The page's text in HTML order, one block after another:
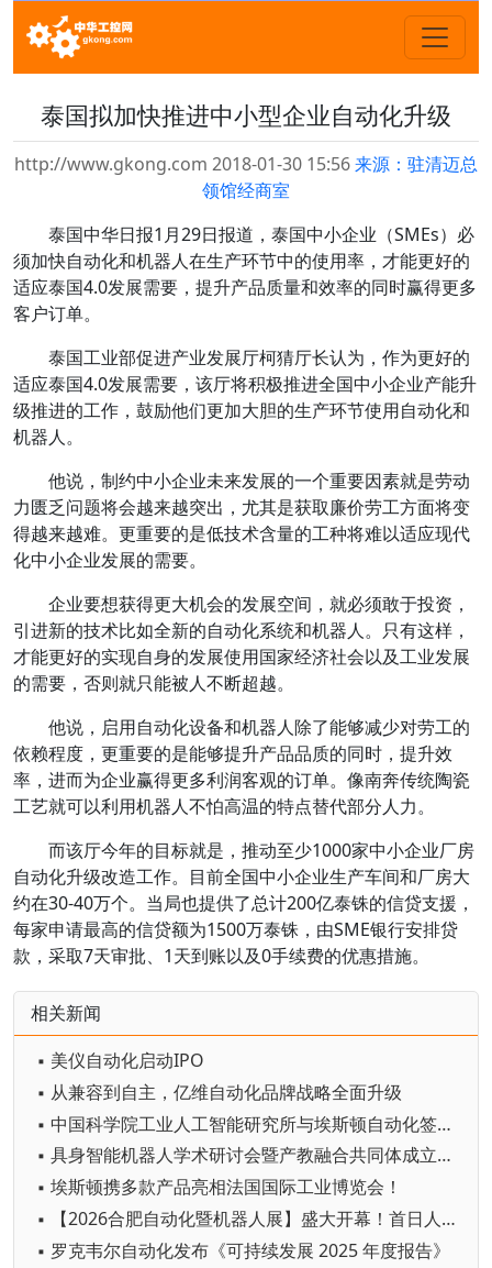
泰国拟加快推进中小型企业自动化升级
http://www.gkong.com 2018-01-30 15:56来源：驻清迈总
领馆经商室
泰国中华日报1月29日报道，泰国中小企业（SMEs）必
须加快自动化和机器人在生产环节中的使用率，才能更好的
适应泰国4.0发展需要，提升产品质量和效率的同时赢得更多
客户订单。
泰国工业部促进产业发展厅柯猜厅长认为，作为更好的
适应泰国4.0发展需要，该厅将积极推进全国中小企业产能升
级推进的工作，鼓励他们更加大胆的生产环节使用自动化和
机器人。
他说，制约中小企业未来发展的一个重要因素就是劳动
力匮乏问题将会越来越突出，尤其是获取廉价劳工方面将变
得越来越难。更重要的是低技术含量的工种将难以适应现代
化中小企业发展的需要。
企业要想获得更大机会的发展空间，就必须敢于投资，
引进新的技术比如全新的自动化系统和机器人。只有这样，
才能更好的实现自身的发展使用国家经济社会以及工业发展
的需要，否则就只能被人不断超越。
他说，启用自动化设备和机器人除了能够减少对劳工的
依赖程度，更重要的是能够提升产品品质的同时，提升效
率，进而为企业赢得更多利润客观的订单。像南奔传统陶瓷
工艺就可以利用机器人不怕高温的特点替代部分人力。
而该厅今年的目标就是，推动至少1000家中小企业厂房
自动化升级改造工作。目前全国中小企业生产车间和厂房大
约在30-40万个。当局也提供了总计200亿泰铢的信贷支援，
每家申请最高的信贷额为1500万泰铢，由SME银行安排贷
款，采取7天审批、1天到账以及0手续费的优惠措施。
相关新闻
▪ 美仪自动化启动IPO
▪ 从兼容到自主，亿维自动化品牌战略全面升级
▪ 中国科学院工业人工智能研究所与埃斯顿自动化签署具身智能机器人联合技术攻关协议
▪ 具身智能机器人学术研讨会暨产教融合共同体成立仪式圆满举行
▪ 埃斯顿携多款产品亮相法国国际工业博览会！
▪ 【2026合肥自动化暨机器人展】盛大开幕！首日人气爆棚，顶尖科技碰撞，智造风暴来袭！
▪ 罗克韦尔自动化发布《可持续发展 2025 年度报告》